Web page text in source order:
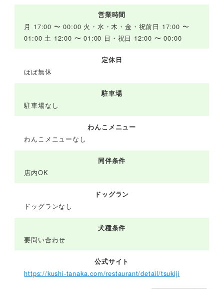
営業時間
月 17:00 〜 00:00 火・水・木・金・祝前日 17:00 〜
01:00 土 12:00 〜 01:00 日・祝日 12:00 〜 00:00
定休日
ほぼ無休
駐車場
駐車場なし
わんこメニュー
わんこメニューなし
同伴条件
店内OK
ドッグラン
ドッグランなし
犬種条件
要問い合わせ
公式サイト
https://kushi-tanaka.com/restaurant/detail/tsukiji